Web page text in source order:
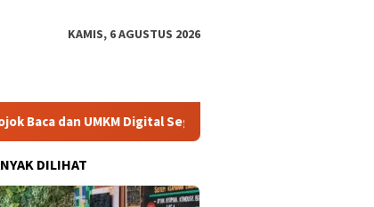
KAMIS, 6 AGUSTUS 2026
dan UMKM Digital Segera Diperkuat
DILIHAT